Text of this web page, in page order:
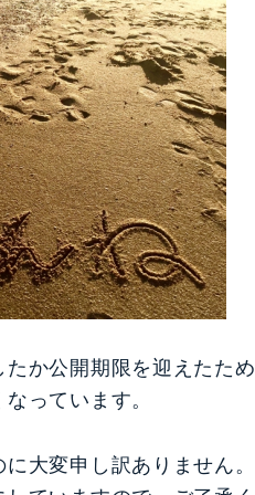
か公開期限を迎えたた
っています。
大変申し訳ありません。